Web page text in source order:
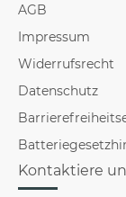
AGB
Impressum
Widerrufsrecht
Datenschutz
Kontaktiere